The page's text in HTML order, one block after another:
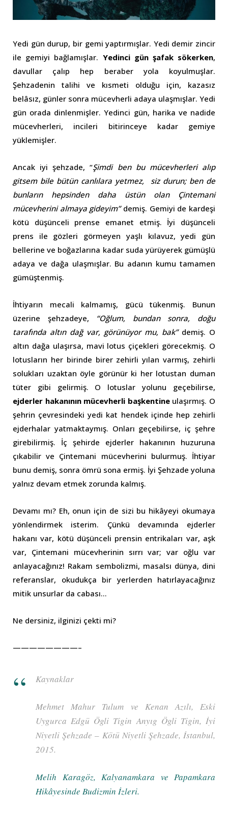
Yedi gün durup, bir gemi yaptırmışlar. Yedi demir zincir
ile gemiyi bağlamışlar. Yedinci gün şafak sökerken,
davullar çalıp hep beraber yola koyulmuşlar.
Şehzadenin talihi ve kısmeti olduğu için, kazasız
belâsız, günler sonra mücevherli adaya ulaşmışlar. Yedi
gün orada dinlenmişler. Yedinci gün, harika ve nadide
mücevherleri, incileri bitirinceye kadar gemiye
yüklemişler.
Ancak iyi şehzade, “Şimdi ben bu mücevherleri alıp
gitsem bile bütün canlılara yetmez, siz durun; ben de
bunların hepsinden daha üstün olan Çintemani
mücevherini almaya gideyim”demiş. Gemiyi de kardeşi
kötü düşünceli prense emanet etmiş. İyi düşünceli
prens ile gözleri görmeyen yaşlı kılavuz, yedi gün
bellerine ve boğazlarına kadar suda yürüyerek gümüşlü
adaya ve dağa ulaşmışlar. Bu adanın kumu tamamen
gümüştenmiş.
İhtiyarın mecali kalmamış, gücü tükenmiş. Bunun
üzerine şehzadeye, “Oğlum, bundan sonra, doğu
tarafında altın dağ var, görünüyor mu, bak”demiş. O
altın dağa ulaşırsa, mavi lotus çiçekleri görecekmiş. O
lotusların her birinde birer zehirli yılan varmış, zehirli
solukları uzaktan öyle görünür ki her lotustan duman
tüter gibi gelirmiş. O lotuslar yolunu geçebilirse,
ejderler hakanının mücevherli başkentineulaşırmış. O
şehrin çevresindeki yedi kat hendek içinde hep zehirli
ejderhalar yatmaktaymış. Onları geçebilirse, iç şehre
girebilirmiş. İç şehirde ejderler hakanının huzuruna
çıkabilir ve Çintemani mücevherini bulurmuş. İhtiyar
bunu demiş, sonra ömrü sona ermiş. İyi Şehzade yoluna
yalnız devam etmek zorunda kalmış.
Devamı mı? Eh, onun için de sizi bu hikâyeyi okumaya
yönlendirmek isterim. Çünkü devamında ejderler
hakanı var, kötü düşünceli prensin entrikaları var, aşk
var, Çintemani mücevherinin sırrı var; var oğlu var
anlayacağınız! Rakam sembolizmi, masalsı dünya, dini
referanslar, okudukça bir yerlerden hatırlayacağınız
mitik unsurlar da cabası…
Ne dersiniz, ilginizi çekti mi?
————————–
Kaynaklar
Mehmet Mahur Tulum ve Kenan Azılı, Eski
Uygurca Edgü Ögli Tigin Anyıg Ögli Tigin, İyi
Niyetli Şehzade – Kötü Niyetli Şehzade, İstanbul,
2015.
Melih Karagöz, Kalyanamkara ve Papamkara
Hikâyesinde Budizmin İzleri.